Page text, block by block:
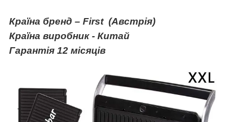
Країна бренд – First (Австрія)
Країна виробник - Китай
Гарантія 12 місяців